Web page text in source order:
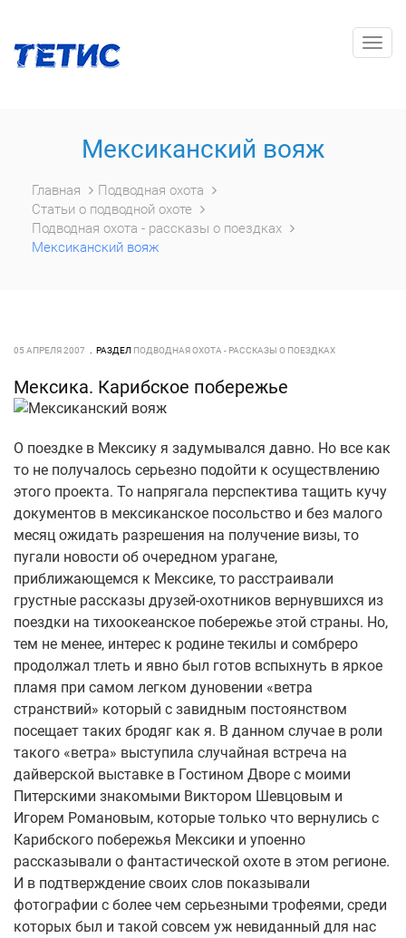
Мексиканский вояж
Главная
Подводная охота
Статьи о подводной охоте
Подводная охота - рассказы о поездках
Мексиканский вояж
05 АПРЕЛЯ 2007 РАЗДЕЛ ПОДВОДНАЯ ОХОТА - РАССКАЗЫ О ПОЕЗДКАХ
Мексика. Карибское побережье
О поездке в Мексику я задумывался давно. Но все как
то не получалось серьезно подойти к осуществлению
этого проекта. То напрягала перспектива тащить кучу
документов в мексиканское посольство и без малого
месяц ожидать разрешения на получение визы, то
пугали новости об очередном урагане,
приближающемся к Мексике, то расстраивали
грустные рассказы друзей-охотников вернувшихся из
поездки на тихоокеанское побережье этой страны. Но,
тем не менее, интерес к родине текилы и сомбреро
продолжал тлеть и явно был готов вспыхнуть в яркое
пламя при самом легком дуновении «ветра
странствий» который с завидным постоянством
посещает таких бродяг как я. В данном случае в роли
такого «ветра» выступила случайная встреча на
дайверской выставке в Гостином Дворе с моими
Питерскими знакомыми Виктором Шевцовым и
Игорем Романовым, которые только что вернулись с
Карибского побережья Мексики и упоенно
рассказывали о фантастической охоте в этом регионе.
И в подтверждение своих слов показывали
фотографии с более чем серьезными трофеями, среди
которых был и такой совсем уж невиданный для нас